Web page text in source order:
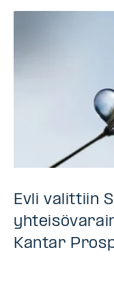
Evli valittiin
Kantar